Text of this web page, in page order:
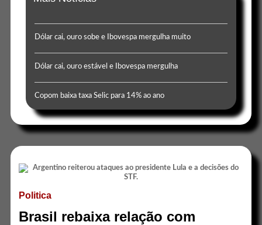
Dólar cai, ouro sobe e Ibovespa mergulha muito
Dólar cai, ouro estável e Ibovespa mergulha
Copom baixa taxa Selic para 14% ao ano
Politica
Brasil rebaixa relação com